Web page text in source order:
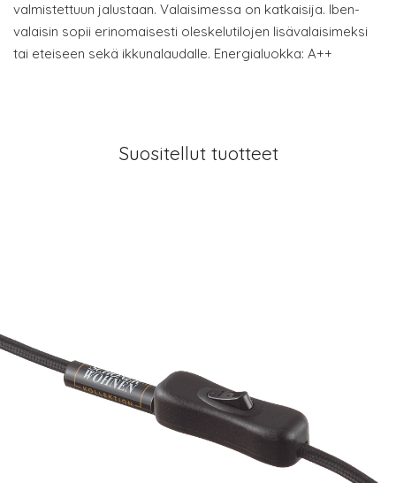
valmistettuun jalustaan. Valaisimessa on katkaisija. Iben-
valaisin sopii erinomaisesti oleskelutilojen lisävalaisimeksi
tai eteiseen sekä ikkunalaudalle. Energialuokka: A++
Suositellut tuotteet